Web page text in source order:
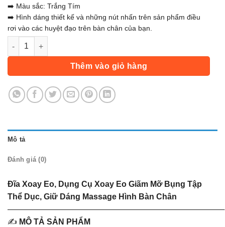
➡️ Màu sắc: Trắng Tím
➡️ Hình dáng thiết kế và những nút nhấn trên sản phẩm điều
rơi vào các huyệt đạo trên bàn chân của bạn.
Đĩa Xoay Eo, Dụng Cụ Xoay Eo Giãm Mỡ Bụng Tập Thể Dục,
Thêm vào giỏ hàng
Mô tả
Đánh giá (0)
Đĩa Xoay Eo, Dụng Cụ Xoay Eo Giãm Mỡ Bụng Tập
Thể Dục, Giữ Dáng Massage Hình Bàn Chân
✍️ MÔ TẢ SẢN PHẨM